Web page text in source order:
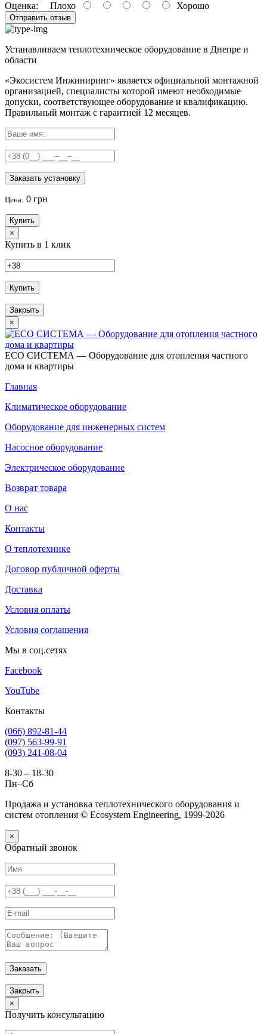
Оценка: Плохо Хорошо
Отправить отзыв
Устанавливаем теплотехническое оборудование в Днепре и
области
«Экосистем Инжиниринг» является официальной монтажной
организацией, специалисты которой имеют необходимые
допуски, соответствующее оборудование и квалификацию.
Правильный монтаж с гарантией 12 месяцев.
Заказать установку
Цена: 0 грн
Купить
×
Купить в 1 клик
Купить
Закрыть
×
ECO СИСТЕМА — Оборудование для отопления частного
дома и квартиры
Главная
Климатическое оборудование
Оборудование для инженерных систем
Насосное оборудование
Электрическое оборудование
Возврат товара
О нас
Контакты
О теплотехнике
Договор публичной оферты
Доставка
Условия оплаты
Условия соглашения
Мы в соц.сетях
Facebook
YouTube
Контакты
(066) 892-81-44
(097) 563-99-91
(093) 241-08-04
8-30 – 18-30
Пн–Сб
Продажа и установка теплотехнического оборудования и
систем отопления © Ecosystem Engineering, 1999-2026
×
Обратный звонок
Заказать
Закрыть
×
Получить консультацию